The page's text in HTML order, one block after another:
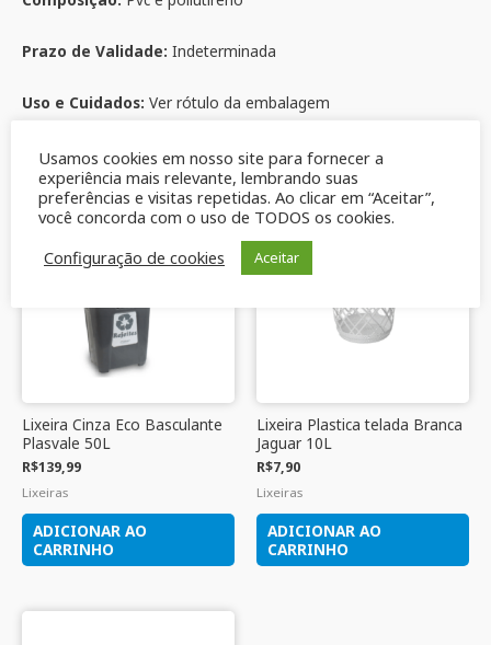
Prazo de Validade: Indeterminada
Uso e Cuidados: Ver rótulo da embalagem
Produtos relacionados
Lixeira Cinza Eco Basculante
Plasvale 50L
R$139,99
Lixeiras
ADICIONAR AO
CARRINHO
Lixeira Plastica telada Branca
Jaguar 10L
R$7,90
Lixeiras
ADICIONAR AO
CARRINHO
Usamos cookies em nosso site para fornecer a
experiência mais relevante, lembrando suas
preferências e visitas repetidas. Ao clicar em “Aceitar”,
você concorda com o uso de TODOS os cookies.
Configuração de cookies
Aceitar